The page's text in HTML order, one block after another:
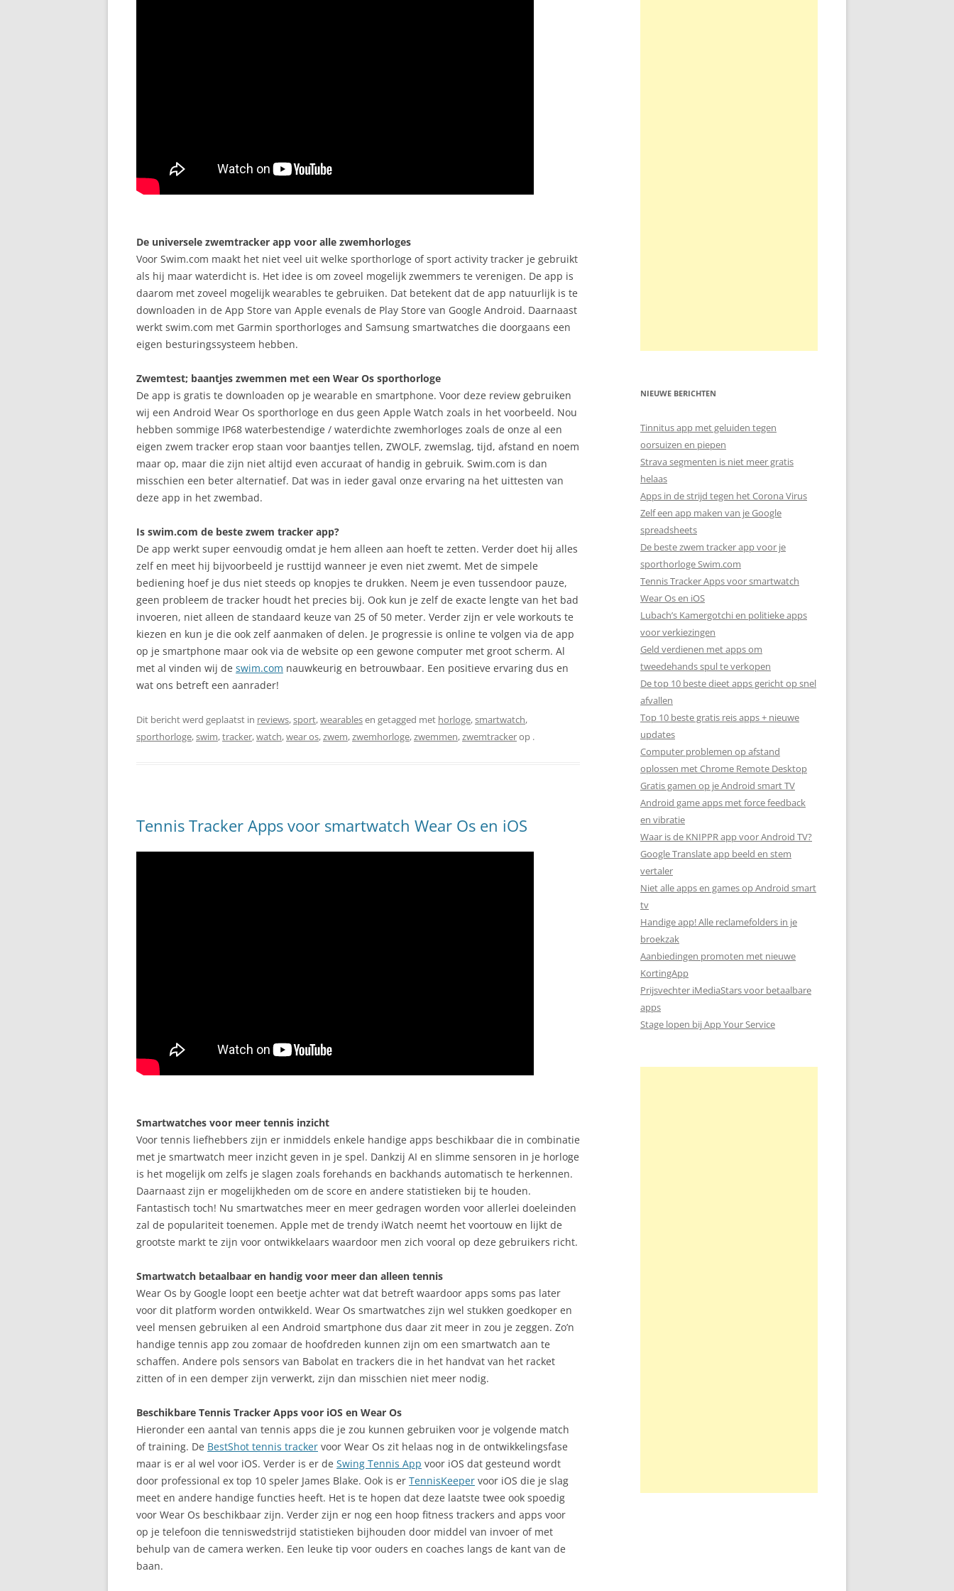
De universele zwemtracker app voor alle zwemhorloges
Voor Swim.com maakt het niet veel uit welke sporthorloge of sport activity tracker je gebruikt
als hij maar waterdicht is. Het idee is om zoveel mogelijk zwemmers te verenigen. De app is
daarom met zoveel mogelijk wearables te gebruiken. Dat betekent dat de app natuurlijk is te
downloaden in de App Store van Apple evenals de Play Store van Google Android. Daarnaast
werkt swim.com met Garmin sporthorloges and Samsung smartwatches die doorgaans een
eigen besturingssysteem hebben.
Zwemtest; baantjes zwemmen met een Wear Os sporthorloge
De app is gratis te downloaden op je wearable en smartphone. Voor deze review gebruiken
wij een Android Wear Os sporthorloge en dus geen Apple Watch zoals in het voorbeeld. Nou
hebben sommige IP68 waterbestendige / waterdichte zwemhorloges zoals de onze al een
eigen zwem tracker erop staan voor baantjes tellen, ZWOLF, zwemslag, tijd, afstand en noem
maar op, maar die zijn niet altijd even accuraat of handig in gebruik. Swim.com is dan
misschien een beter alternatief. Dat was in ieder gaval onze ervaring na het uittesten van
deze app in het zwembad.
Is swim.com de beste zwem tracker app?
De app werkt super eenvoudig omdat je hem alleen aan hoeft te zetten. Verder doet hij alles
zelf en meet hij bijvoorbeeld je rusttijd wanneer je even niet zwemt. Met de simpele
bediening hoef je dus niet steeds op knopjes te drukken. Neem je even tussendoor pauze,
geen probleem de tracker houdt het precies bij. Ook kun je zelf de exacte lengte van het bad
invoeren, niet alleen de standaard keuze van 25 of 50 meter. Verder zijn er vele workouts te
kiezen en kun je die ook zelf aanmaken of delen. Je progressie is online te volgen via de app
op je smartphone maar ook via de website op een gewone computer met groot scherm. Al
met al vinden wij de swim.com nauwkeurig en betrouwbaar. Een positieve ervaring dus en
wat ons betreft een aanrader!
Dit bericht werd geplaatst in reviews,sport,wearablesen getagged met horloge,smartwatch,
sporthorloge,swim,tracker,watch,wear os,zwem,zwemhorloge,zwemmen,zwemtrackerop .
Tennis Tracker Apps voor smartwatch Wear Os en iOS
Smartwatches voor meer tennis inzicht
Voor tennis liefhebbers zijn er inmiddels enkele handige apps beschikbaar die in combinatie
met je smartwatch meer inzicht geven in je spel. Dankzij AI en slimme sensoren in je horloge
is het mogelijk om zelfs je slagen zoals forehands en backhands automatisch te herkennen.
Daarnaast zijn er mogelijkheden om de score en andere statistieken bij te houden.
Fantastisch toch! Nu smartwatches meer en meer gedragen worden voor allerlei doeleinden
zal de populariteit toenemen. Apple met de trendy iWatch neemt het voortouw en lijkt de
grootste markt te zijn voor ontwikkelaars waardoor men zich vooral op deze gebruikers richt.
Smartwatch betaalbaar en handig voor meer dan alleen tennis
Wear Os by Google loopt een beetje achter wat dat betreft waardoor apps soms pas later
voor dit platform worden ontwikkeld. Wear Os smartwatches zijn wel stukken goedkoper en
veel mensen gebruiken al een Android smartphone dus daar zit meer in zou je zeggen. Zo’n
handige tennis app zou zomaar de hoofdreden kunnen zijn om een smartwatch aan te
schaffen. Andere pols sensors van Babolat en trackers die in het handvat van het racket
zitten of in een demper zijn verwerkt, zijn dan misschien niet meer nodig.
Beschikbare Tennis Tracker Apps voor iOS en Wear Os
Hieronder een aantal van tennis apps die je zou kunnen gebruiken voor je volgende match
of training. De BestShot tennis tracker voor Wear Os zit helaas nog in de ontwikkelingsfase
maar is er al wel voor iOS. Verder is er de Swing Tennis App voor iOS dat gesteund wordt
door professional ex top 10 speler James Blake. Ook is er TennisKeeper voor iOS die je slag
meet en andere handige functies heeft. Het is te hopen dat deze laatste twee ook spoedig
voor Wear Os beschikbaar zijn. Verder zijn er nog een hoop fitness trackers and apps voor
op je telefoon die tenniswedstrijd statistieken bijhouden door middel van invoer of met
behulp van de camera werken. Een leuke tip voor ouders en coaches langs de kant van de
baan.
NIEUWE BERICHTEN
Tinnitus app met geluiden tegen
oorsuizen en piepen
Strava segmenten is niet meer gratis
helaas
Apps in de strijd tegen het Corona Virus
Zelf een app maken van je Google
spreadsheets
De beste zwem tracker app voor je
sporthorloge Swim.com
Tennis Tracker Apps voor smartwatch
Wear Os en iOS
Lubach’s Kamergotchi en politieke apps
voor verkiezingen
Geld verdienen met apps om
tweedehands spul te verkopen
De top 10 beste dieet apps gericht op snel
afvallen
Top 10 beste gratis reis apps + nieuwe
updates
Computer problemen op afstand
oplossen met Chrome Remote Desktop
Gratis gamen op je Android smart TV
Android game apps met force feedback
en vibratie
Waar is de KNIPPR app voor Android TV?
Google Translate app beeld en stem
vertaler
Niet alle apps en games op Android smart
tv
Handige app! Alle reclamefolders in je
broekzak
Aanbiedingen promoten met nieuwe
KortingApp
Prijsvechter iMediaStars voor betaalbare
apps
Stage lopen bij App Your Service